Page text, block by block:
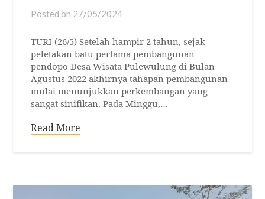
Posted on 27/05/2024
TURI (26/5) Setelah hampir 2 tahun, sejak
peletakan batu pertama pembangunan
pendopo Desa Wisata Pulewulung di Bulan
Agustus 2022 akhirnya tahapan pembangunan
mulai menunjukkan perkembangan yang
sangat sinifikan. Pada Minggu,…
Read More